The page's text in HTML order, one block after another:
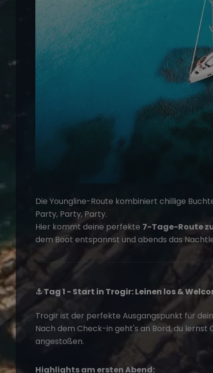
Die Youngline-Route kombiniert chillige
Party, Party, Party.
Hier kommt deine perfekte 7-Tage-Route
dem Boot entspannst und abends das
⚓ Tag 1 - Start in Trogir: Leinen los &
Trogir ist der perfekte Ausgangspunkt für
Nach dem Check-in geht's an Bord, du
angestoßen.
Highlights am ersten Abend: